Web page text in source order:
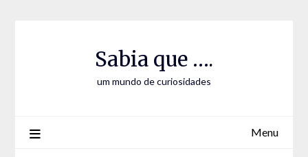
Sabia que ….
um mundo de curiosidades
Menu